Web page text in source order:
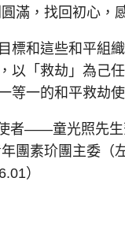
滿，找回初心，
和這些和平組
以「救劫」為己
等一的和平救劫使
者——童光照先
團素玠團主委（
）